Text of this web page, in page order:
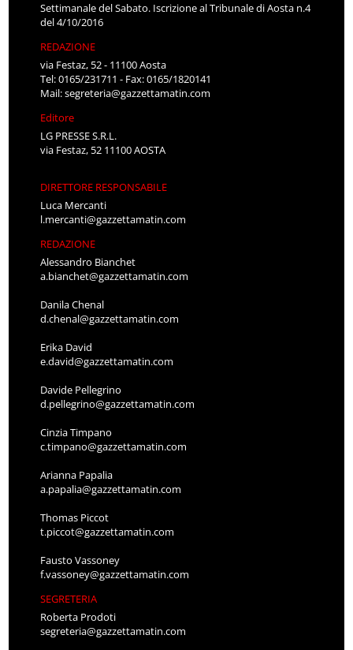
Settimanale del Sabato. Iscrizione al Tribunale di Aosta n.4
del 4/10/2016
REDAZIONE
via Festaz, 52 - 11100 Aosta
Tel: 0165/231711 - Fax: 0165/1820141
Mail:segreteria@gazzettamatin.com
Editore
LG PRESSE S.R.L.
via Festaz, 52 11100 AOSTA
DIRETTORE RESPONSABILE
Luca Mercanti
l.mercanti@gazzettamatin.com
REDAZIONE
Alessandro Bianchet
a.bianchet@gazzettamatin.com
Danila Chenal
d.chenal@gazzettamatin.com
Erika David
e.david@gazzettamatin.com
Davide Pellegrino
d.pellegrino@gazzettamatin.com
Cinzia Timpano
c.timpano@gazzettamatin.com
Arianna Papalia
a.papalia@gazzettamatin.com
Thomas Piccot
t.piccot@gazzettamatin.com
Fausto Vassoney
f.vassoney@gazzettamatin.com
SEGRETERIA
Roberta Prodoti
segreteria@gazzettamatin.com